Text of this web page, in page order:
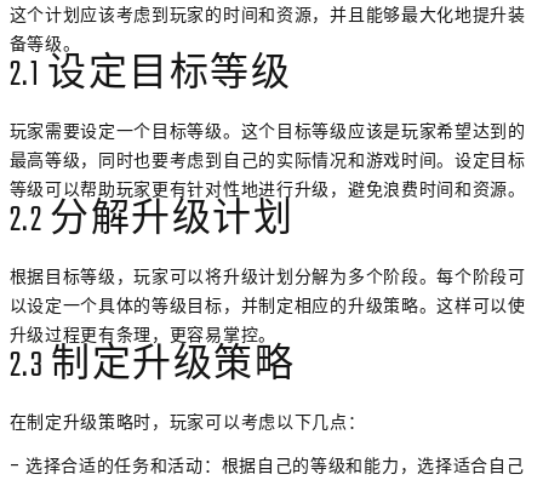
这个计划应该考虑到玩家的时间和资源，并且能够最大化地提升装
备等级。
2.1 设定目标等级
玩家需要设定一个目标等级。这个目标等级应该是玩家希望达到的
最高等级，同时也要考虑到自己的实际情况和游戏时间。设定目标
等级可以帮助玩家更有针对性地进行升级，避免浪费时间和资源。
2.2 分解升级计划
根据目标等级，玩家可以将升级计划分解为多个阶段。每个阶段可
以设定一个具体的等级目标，并制定相应的升级策略。这样可以使
升级过程更有条理，更容易掌控。
2.3 制定升级策略
在制定升级策略时，玩家可以考虑以下几点：
- 选择合适的任务和活动：根据自己的等级和能力，选择适合自己